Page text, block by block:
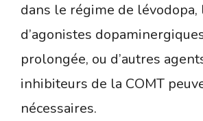
dans le régime de lévodopa,
d’agonistes
prolongée, ou d’autres
inhibiteurs de la COMT
nécessaires.